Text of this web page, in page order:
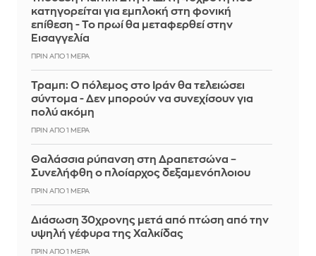
κατηγορείται για εμπλοκή στη φονική
επίθεση - Το πρωί θα μεταφερθεί στην
Εισαγγελία
ΠΡΙΝ ΑΠΌ 1 ΜΈΡΑ
Τραμπ: Ο πόλεμος στο Ιράν θα τελειώσει
σύντομα - Δεν μπορούν να συνεχίσουν για
πολύ ακόμη
ΠΡΙΝ ΑΠΌ 1 ΜΈΡΑ
Θαλάσσια ρύπανση στη Δραπετσώνα –
Συνελήφθη ο πλοίαρχος δεξαμενόπλοιου
ΠΡΙΝ ΑΠΌ 1 ΜΈΡΑ
Διάσωση 30χρονης μετά από πτώση από την
υψηλή γέφυρα της Χαλκίδας
ΠΡΙΝ ΑΠΌ 1 ΜΈΡΑ